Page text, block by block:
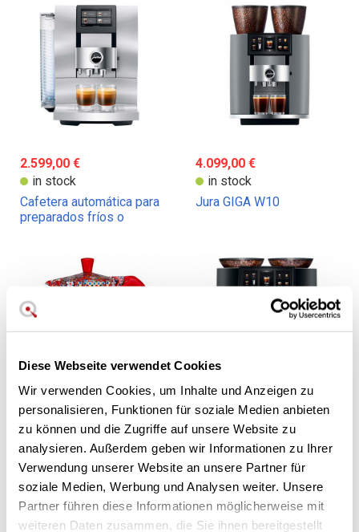
Diese Webseite verwendet Cookies
Wir verwenden Cookies, um Inhalte und Anzeigen zu
personalisieren, Funktionen für soziale Medien anbieten
zu können und die Zugriffe auf unsere Website zu
analysieren. Außerdem geben wir Informationen zu Ihrer
Verwendung unserer Website an unsere Partner für
soziale Medien, Werbung und Analysen weiter. Unsere
Partner führen diese Informationen möglicherweise mit
weiteren Daten zusammen, die Sie ihnen bereitgestellt
2.599,00 €
in stock
Cafetera automática para
preparados fríos o
4.099,00 €
in stock
Jura GIGA W10
85,00 € 100,00 €
out stock
Bialetti Dolce & Gabbana
Kaffeemaschine
3.199,00 €
in stock
Jura GIGA 10
Kaffeemaschine